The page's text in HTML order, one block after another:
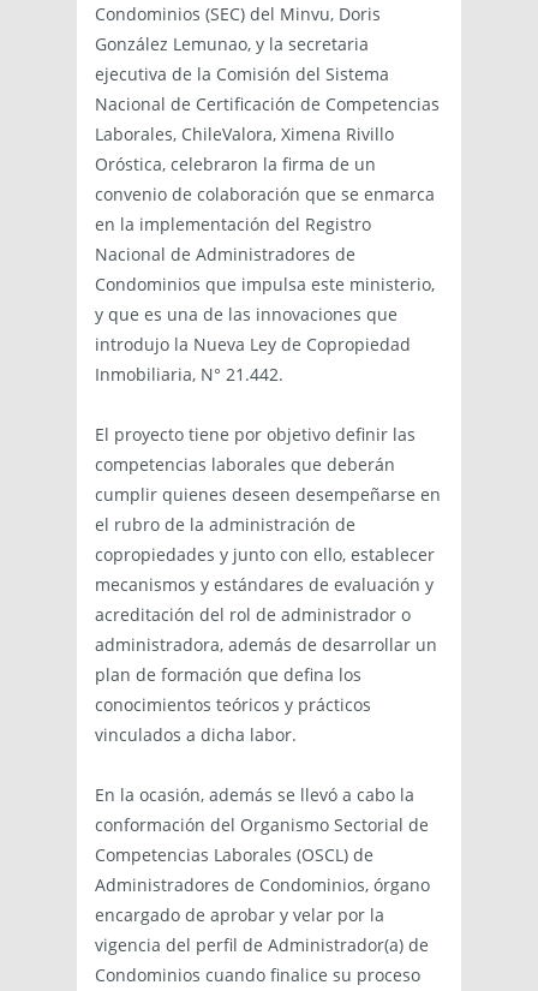
Condominios (SEC) del Minvu, Doris
González Lemunao, y la secretaria
ejecutiva de la Comisión del Sistema
Nacional de Certificación de Competencias
Laborales, ChileValora, Ximena Rivillo
Oróstica, celebraron la firma de un
convenio de colaboración que se enmarca
en la implementación del Registro
Nacional de Administradores de
Condominios que impulsa este ministerio,
y que es una de las innovaciones que
introdujo la Nueva Ley de Copropiedad
Inmobiliaria, N° 21.442.
El proyecto tiene por objetivo definir las
competencias laborales que deberán
cumplir quienes deseen desempeñarse en
el rubro de la administración de
copropiedades y junto con ello, establecer
mecanismos y estándares de evaluación y
acreditación del rol de administrador o
administradora, además de desarrollar un
plan de formación que defina los
conocimientos teóricos y prácticos
vinculados a dicha labor.
En la ocasión, además se llevó a cabo la
conformación del Organismo Sectorial de
Competencias Laborales (OSCL) de
Administradores de Condominios, órgano
encargado de aprobar y velar por la
vigencia del perfil de Administrador(a) de
Condominios cuando finalice su proceso